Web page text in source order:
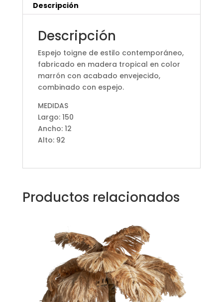
Descripción
Descripción
Espejo toigne de estilo contemporáneo,
fabricado en madera tropical en color
marrón con acabado envejecido,
combinado con espejo.
MEDIDAS
Largo: 150
Ancho: 12
Alto: 92
Productos relacionados